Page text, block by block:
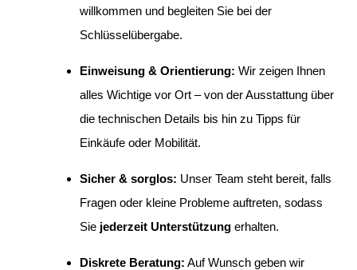
willkommen und begleiten Sie bei der
Schlüsselübergabe.
Einweisung & Orientierung: Wir zeigen Ihnen
alles Wichtige vor Ort – von der Ausstattung über
die technischen Details bis hin zu Tipps für
Einkäufe oder Mobilität.
Sicher & sorglos: Unser Team steht bereit, falls
Fragen oder kleine Probleme auftreten, sodass
Sie jederzeit Unterstützung erhalten.
Diskrete Beratung: Auf Wunsch geben wir